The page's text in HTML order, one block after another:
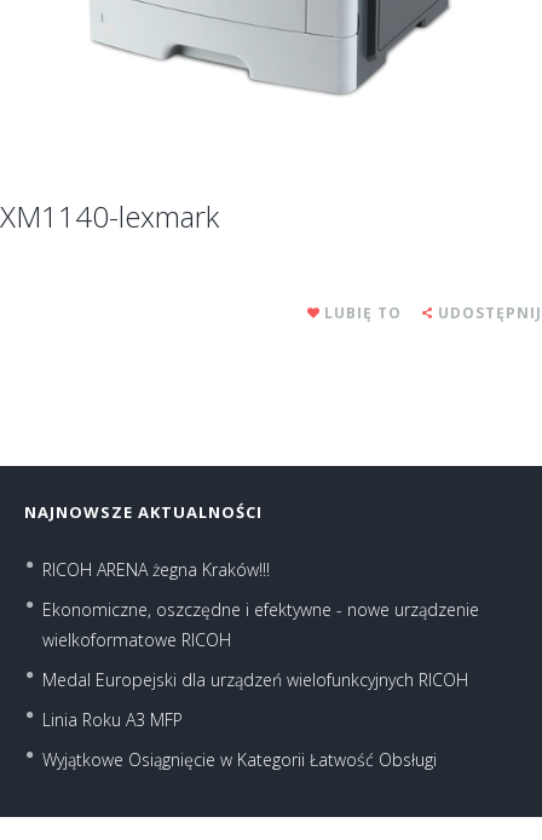
XM1140-lexmark
LUBIĘ TO UDOSTĘPNIJ
NAJNOWSZE AKTUALNOŚCI
RICOH ARENA żegna Kraków!!!
Ekonomiczne, oszczędne i efektywne - nowe urządzenie
wielkoformatowe RICOH
Medal Europejski dla urządzeń wielofunkcyjnych RICOH
Linia Roku A3 MFP
Wyjątkowe Osiągnięcie w Kategorii Łatwość Obsługi